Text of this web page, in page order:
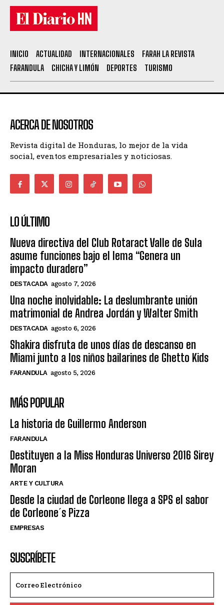
INICIO ACTUALIDAD INTERNACIONALES
FARAH LA REVISTA
FARANDULA
CHICHA Y LIMÓN DEPORTES TURISMO
ACERCA DE NOSOTROS
Revista digital de Honduras, lo mejor de la vida
social, eventos empresariales y noticiosas.
LO ÚLTIMO
Nueva directiva del Club Rotaract Valle de Sula
asume funciones bajo el lema “Genera un
impacto duradero”
DESTACADA agosto 7, 2026
Una noche inolvidable: La deslumbrante unión
matrimonial de Andrea Jordán y Walter Smith
DESTACADA agosto 6, 2026
Shakira disfruta de unos días de descanso en
Miami junto a los niños bailarines de Ghetto Kids
FARANDULA agosto 5, 2026
MÁS POPULAR
La historia de Guillermo Anderson
FARANDULA
Destituyen a la Miss Honduras Universo 2016 Sirey
Moran
ARTE Y CULTURA
Desde la ciudad de Corleone llega a SPS el sabor
de Corleone´s Pizza
EMPRESAS
SUSCRÍBETE